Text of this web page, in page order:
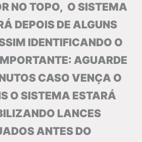
NO TOPO, O SISTEMA
DEPOIS DE ALGUNS
IDENTIFICANDO O
AGUARDE
CASO VENÇA O
O SISTEMA ESTARÁ
LANCES
ANTES DO